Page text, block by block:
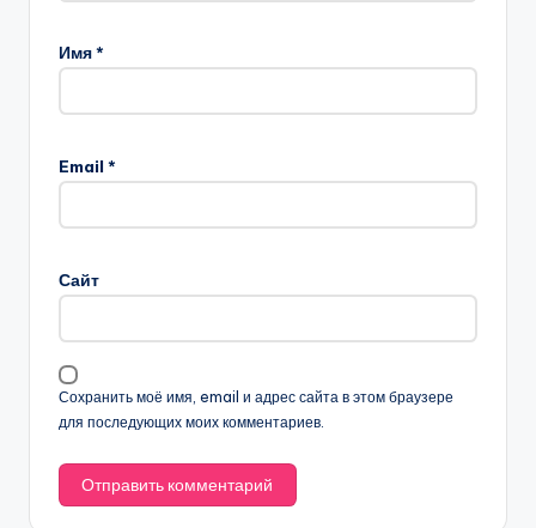
Имя*
Email *
Сайт
Сохранить моё имя, email и адрес сайта в этом браузере
для последующих моих комментариев.
t
a
i
v
e
: